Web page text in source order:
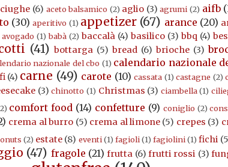
(6) aceto balsamico (2) aglio (3) agrumi (2) aifb
(30) aperitivo (1) appetizer (67) arance (20)
avogado (1) babà (2) baccalà (4) basilico (3) bbq (4)
(41) bottarga (5) bread (6) brioche (3)
nazionale del cbo (1) calendario nazionale
(4) carne (49) carote (10) cassata (1) castagne (2)
(3) chinotto (1) Christmas (3) ciambella (1)
comfort food (14) confetture (9) coniglio (2)
crema al burro (5) crema al limone (5) crepes (3)
(2) estate (8) eventi (1) fagioli (1) fagiolini(1) fichi
(47) fragole (21) frutta (6) frutti rossi (3)